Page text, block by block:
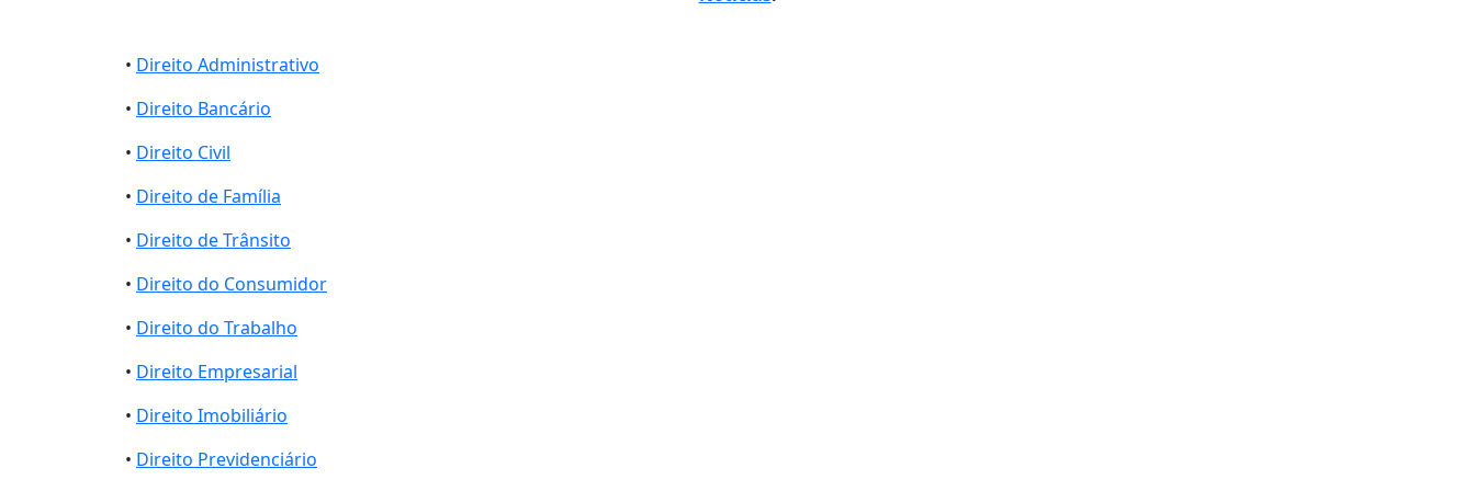
• Direito Administrativo
• Direito Bancário
• Direito Civil
• Direito de Família
• Direito de Trânsito
• Direito do Consumidor
• Direito do Trabalho
• Direito Empresarial
• Direito Imobiliário
• Direito Previdenciário